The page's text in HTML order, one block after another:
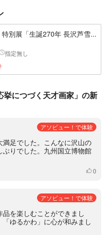
特別展「生誕270年 長沢芦雪...
指定無し
につづく天才画家」の新
アソビュー！で体験
足でした。こんなに沢山の
りでした。九州国立博物館
いいね
0
アソビュー！で体験
を楽しむことができまし
ゆるかわ」に心が和みまし